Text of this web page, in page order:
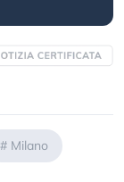
# Milano